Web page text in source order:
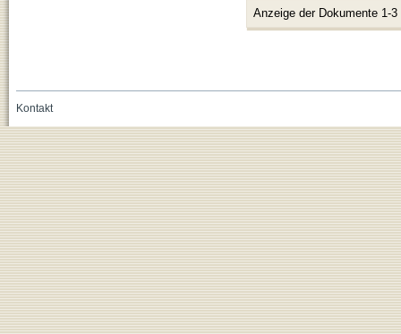
Anzeige der Dokumente 1-3
Kontakt